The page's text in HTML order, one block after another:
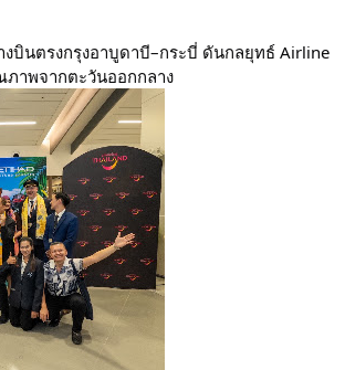
บินตรงกรุงอาบูดาบี–กระบี่ ดันกลยุทธ์ Airline
าพจากตะวันออกกลาง